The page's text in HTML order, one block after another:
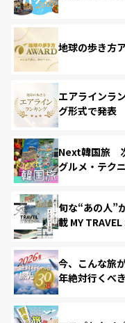
地球の歩き方
エアラインラ
グ形式で発表
Next韓国旅
グルメ・テク
旬な“あの人”
載 MY
今、こんな旅
年絶対行くべ